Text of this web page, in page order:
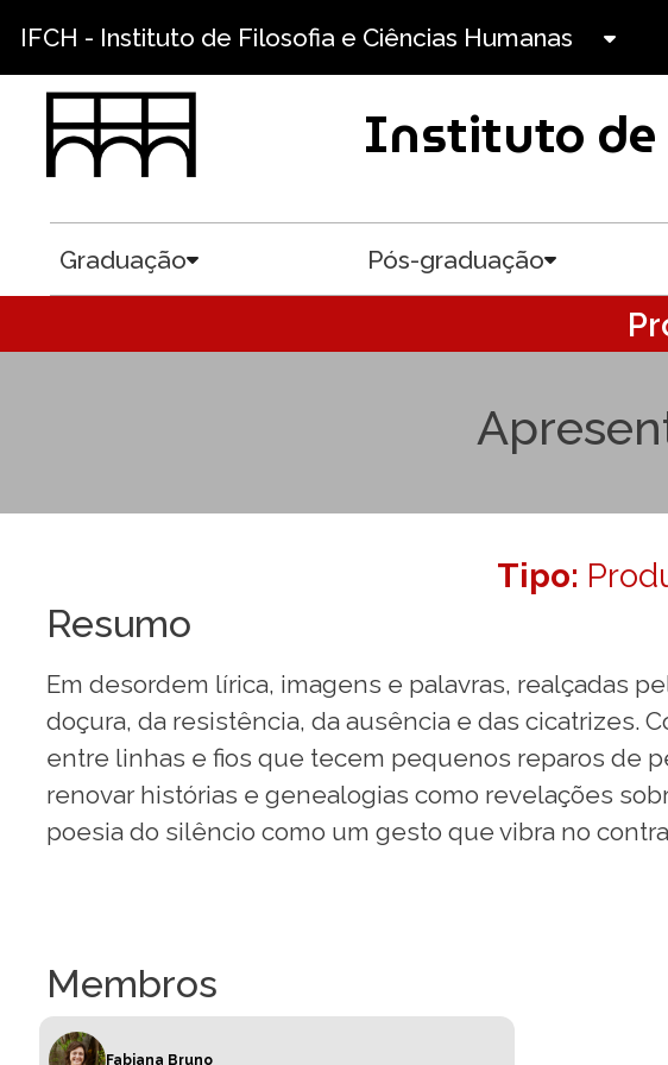
IFCH - Instituto de Filosofia e Ciências Humanas
Instituto de
Graduação Pós-graduação
Tipo:
Resumo
Em desordem lírica, imagens e palavras, realçadas
doçura, da resistência, da ausência e das cicatrizes.
entre linhas e fios que tecem pequenos reparos de
renovar histórias e genealogias como revelações
poesia do silêncio como um gesto que vibra no
Membros
Fabiana Bruno